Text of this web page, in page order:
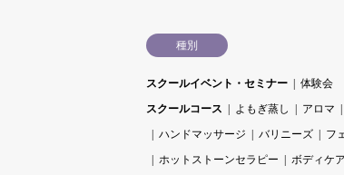
種別
スクールイベント・セミナー
体験会
スクールコース
よもぎ蒸し アロマ
ハンドマッサージ
バリニーズ フ
ホットストーンセラピー
ボディケア